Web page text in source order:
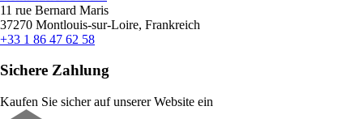
11 rue Bernard Maris
37270 Montlouis-sur-Loire, Frankreich
+33 1 86 47 62 58
Sichere Zahlung
Kaufen Sie sicher auf unserer Website ein